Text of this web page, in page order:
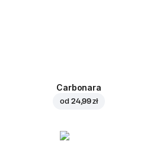
Carbonara
od 24,99 zł